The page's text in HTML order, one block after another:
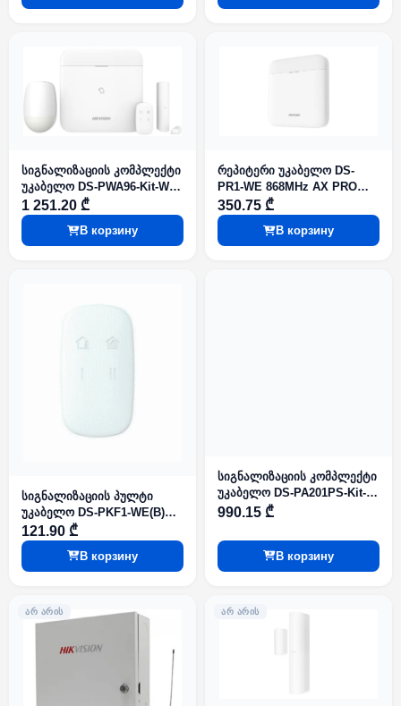
სიგნალიზაციის კომპლექტი
უკაბელო DS-PWA96-Kit-WE
868MHz AX PRO Series
1 251.20 ₾
В корзину
რეპიტერი უკაბელო DS-
PR1-WE 868MHz AX PRO
Series
350.75 ₾
В корзину
სიგნალიზაციის პულტი
უკაბელო DS-PKF1-WE(B)
868MHz AX PRO Series
121.90 ₾
В корзину
სიგნალიზაციის კომპლექტი
უკაბელო DS-PA201PS-Kit-
16WE 868MHz AX PRO
990.15 ₾
В корзину
ᲐᲠ ᲐᲠᲘᲡ ᲐᲠ ᲐᲠᲘᲡ